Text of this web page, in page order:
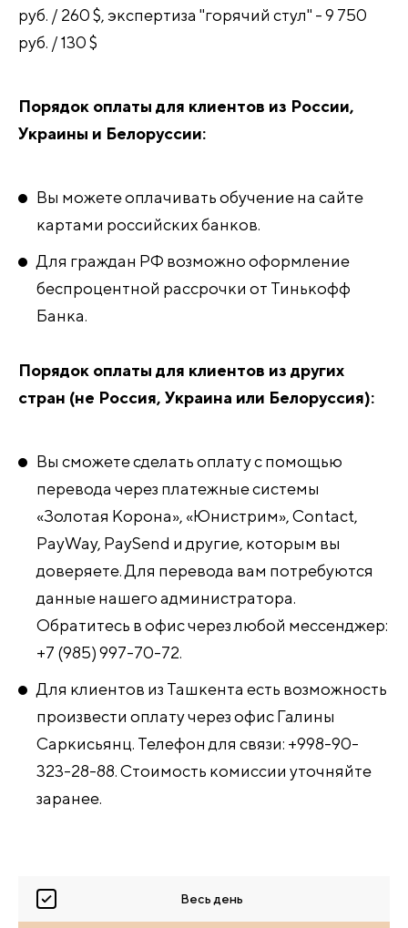
руб. / 260 $, экспертиза "горячий стул" - 9 750
руб. / 130 $
Порядок оплаты для клиентов из России,
Украины и Белоруссии:
Вы можете оплачивать обучение на сайте
картами российских банков.
Для граждан РФ возможно оформление
беспроцентной рассрочки от Тинькофф
Банка.
Порядок оплаты для клиентов из других
стран (не Россия, Украина или Белоруссия):
Вы сможете сделать оплату с помощью
перевода через платежные системы
«Золотая Корона», «Юнистрим», Contact,
PayWay, PaySend и другие, которым вы
доверяете. Для перевода вам потребуются
данные нашего администратора.
Обратитесь в офис через любой мессенджер:
+7 (985) 997-70-72.
Для клиентов из Ташкента есть возможность
произвести оплату через офис Галины
Саркисьянц. Телефон для связи: +998-90-
323-28-88. Стоимость комиссии уточняйте
заранее.
Весь день